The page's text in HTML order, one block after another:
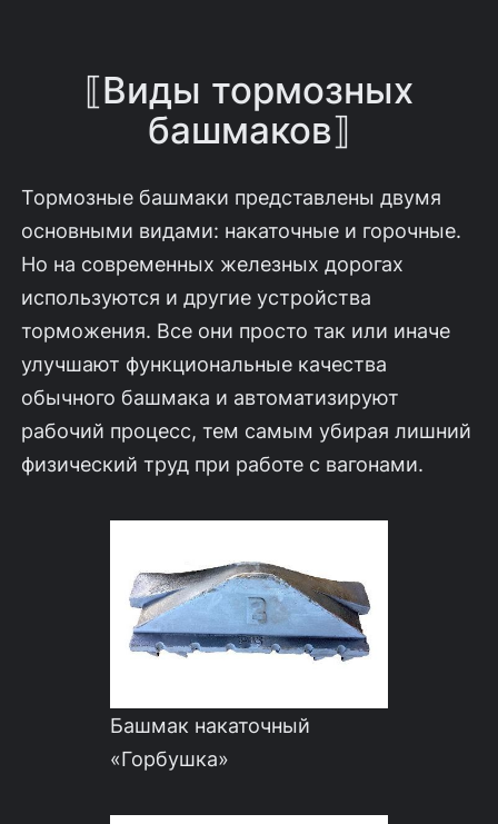
⟦Виды тормозных
башмаков⟧
Тормозные башмаки представлены двумя
основными видами: накаточные и горочные.
Но на современных железных дорогах
используются и другие устройства
торможения. Все они просто так или иначе
улучшают функциональные качества
обычного башмака и автоматизируют
рабочий процесс, тем самым убирая лишний
физический труд при работе с вагонами.
Башмак накаточный
«Горбушка»